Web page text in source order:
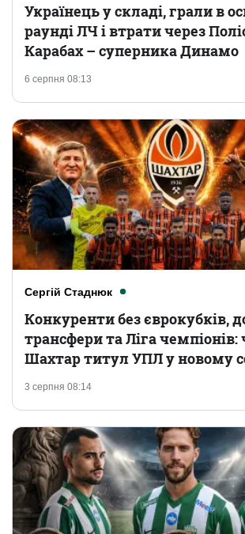
6 серпня 08:13
Українець у складі, грали в
раунді ЛЧ і втрати через
Карабах – суперника Динамо
Сергій Стаднюк
3 серпня 08:14
Конкуренти без єврокубків,
трансфери та Ліга чемпіонів:
Шахтар титул УПЛ у новому